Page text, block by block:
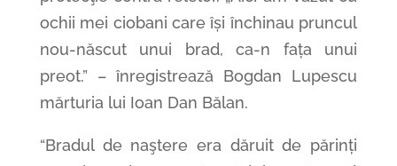
ochii mei ciobani care își închinau pruncul
nou-născut unui brad, ca-n fața unui
preot.” – înregistrează Bogdan Lupescu
mărturia lui Ioan Dan Bălan.
“Bradul de naştere era dăruit de părinți